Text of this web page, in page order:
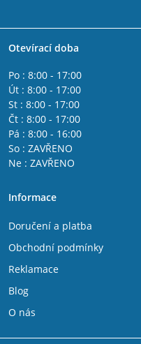
Otevírací doba
Po : 8:00 - 17:00
Út : 8:00 - 17:00
St : 8:00 - 17:00
Čt : 8:00 - 17:00
Pá : 8:00 - 16:00
So : ZAVŘENO
Ne : ZAVŘENO
Informace
Doručení a platba
Obchodní podmínky
Reklamace
Blog
O nás